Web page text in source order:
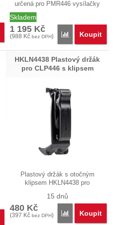
určená pro PMR446 vysílačky
Skladem
1 195 Kč
(988 Kč bez DPH) Porovnat
Koupit
HKLN4438 Plastový držák
pro CLP446 s klipsem
Plastový držák s otočným
klipsem HKLN4438 pro
15 dnů
480 Kč
(397 Kč bez DPH) Porovnat
Koupit